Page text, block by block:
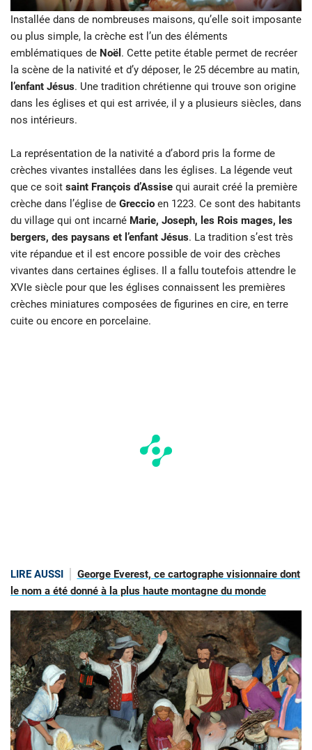
Installée dans de nombreuses maisons, qu’elle soit imposante
ou plus simple, la crèche est l’un des éléments
emblématiques de Noël . Cette petite étable permet de recréer
la scène de la nativité et d’y déposer, le 25 décembre au matin,
l’enfant Jésus. Une tradition chrétienne qui trouve son origine
dans les églises et qui est arrivée, il y a plusieurs siècles, dans
nos intérieurs.
La représentation de la nativité a d’abord pris la forme de
crèches vivantes installées dans les églises. La légende veut
que ce soit saint François d’Assise qui aurait créé la première
crèche dans l’église de Greccio en 1223. Ce sont des habitants
du village qui ont incarné Marie, Joseph, les Rois mages, les
bergers, des paysans et l’enfant Jésus. La tradition s’est très
vite répandue et il est encore possible de voir des crèches
vivantes dans certaines églises. Il a fallu toutefois attendre le
XVIe siècle pour que les églises connaissent les premières
crèches miniatures composées de figurines en cire, en terre
cuite ou encore en porcelaine.
LIRE AUSSI
George Everest, ce cartographe visionnaire dont
le nom a été donné à la plus haute montagne du monde